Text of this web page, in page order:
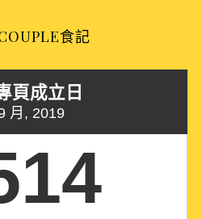
食記
頁成立日
月, 2019